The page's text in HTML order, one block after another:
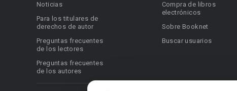
Noticias
Para los titulares de
derechos de autor
Preguntas frecuentes
de los lectores
Preguntas frecuentes
de los autores
Compra de libros
electrónicos
Sobre Booknet
Buscar usuarios